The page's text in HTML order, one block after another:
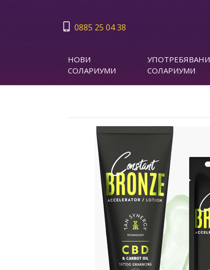
0885 25 04 38
НОВИ
СОЛАРИУМИ
УПОТРЕБЯВАНИ
СОЛАРИУМИ